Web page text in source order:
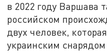
в 2022 году Варшава
российском
двух человек,
украинским